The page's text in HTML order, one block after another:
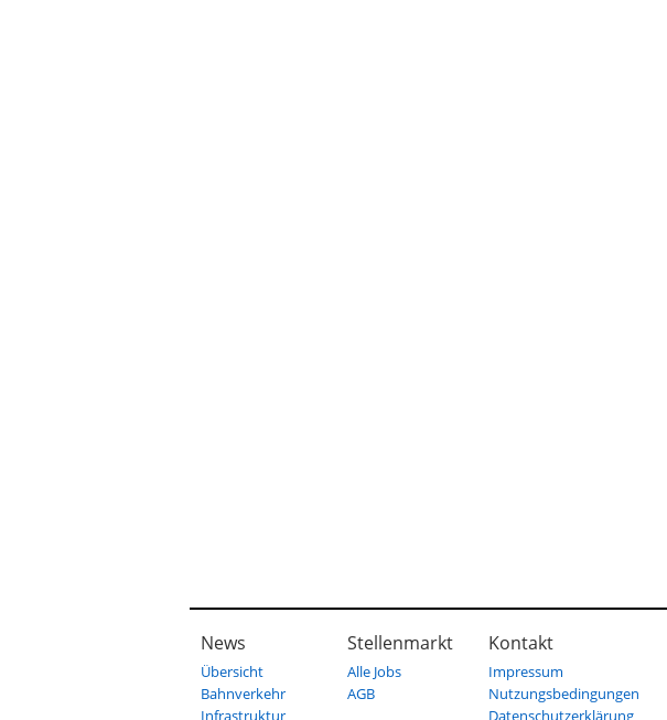
News
Übersicht
Bahnverkehr
Infrastruktur
Stellenmarkt
Alle Jobs
AGB
Kontakt
Impressum
Nutzungsbedingungen
Datenschutzerklärung